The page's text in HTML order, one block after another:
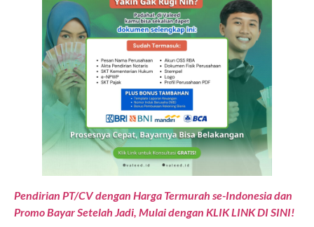
Pendirian PT/CV dengan Harga Termurah se-Indonesia dan
Promo Bayar Setelah Jadi, Mulai dengan KLIK LINK DI SINI!